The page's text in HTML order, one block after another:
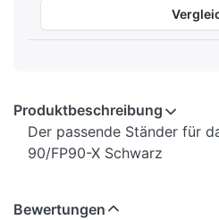
Produktbeschreibung
Der passende Ständer für
90/FP90-X Schwarz
Bewertungen